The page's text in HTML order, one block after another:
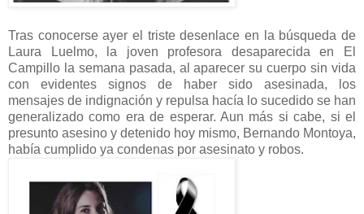
Tras conocerse ayer el triste desenlace en la búsqueda de
Laura Luelmo, la joven profesora desaparecida en El
Campillo la semana pasada, al aparecer su cuerpo sin vida
con evidentes signos de haber sido asesinada, los
mensajes de indignación y repulsa hacía lo sucedido se han
generalizado como era de esperar. Aun más si cabe, si el
presunto asesino y detenido hoy mismo, Bernando Montoya,
había cumplido ya condenas por asesinato y robos.